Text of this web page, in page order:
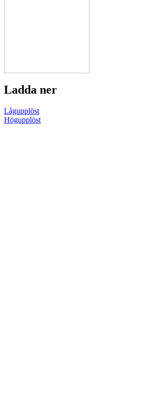
Ladda ner
Lågupplöst
Högupplöst